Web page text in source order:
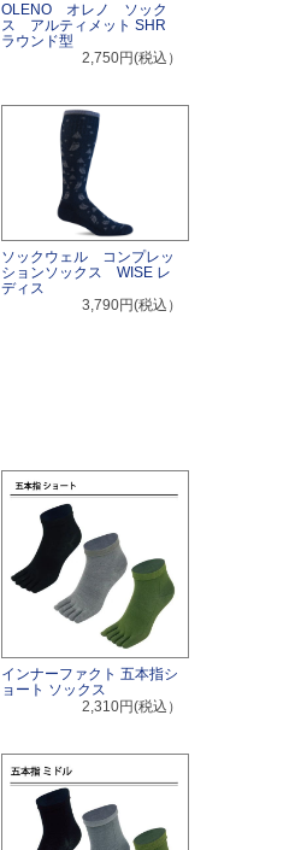
OLENO オレノ ソック
ス アルティメット SHR
ラウンド型
2,750円(税込）
ソックウェル コンプレッ
ションソックス WISE レ
ディス
3,790円(税込）
インナーファクト 五本指シ
ョート ソックス
2,310円(税込）